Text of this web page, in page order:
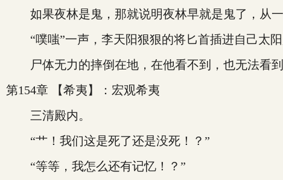
如果夜林是鬼，那就说明夜林早就是鬼了，从一
“噗嗤”一声，李天阳狠狠的将匕首插进自己太阳
尸体无力的摔倒在地，在他看不到，也无法看到
第154章 【希夷】：宏观希夷
三清殿内。
“艹！我们这是死了还是没死！？”
“等等，我怎么还有记忆！？”